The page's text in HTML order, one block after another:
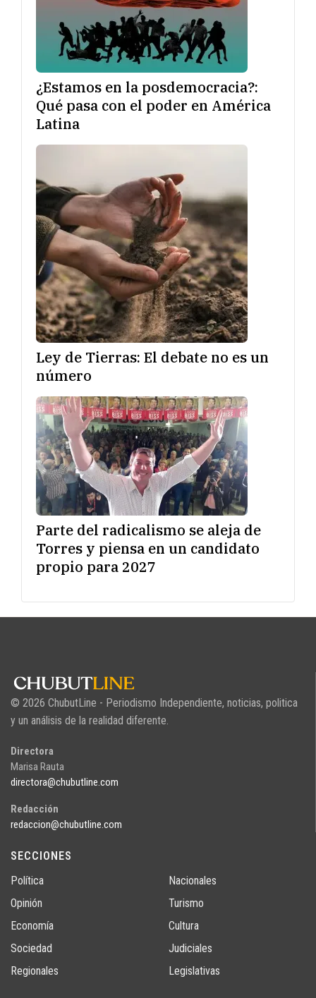
¿Estamos en la posdemocracia?:
Qué pasa con el poder en América
Latina
Ley de Tierras: El debate no es un
número
Parte del radicalismo se aleja de
Torres y piensa en un candidato
propio para 2027
© 2026 ChubutLine - Periodismo Independiente, noticias, politica
y un análisis de la realidad diferente.
Directora
Marisa Rauta
directora@chubutline.com
Redacción
redaccion@chubutline.com
SECCIONES
Política
Opinión
Economía
Sociedad
Regionales
Nacionales
Turismo
Cultura
Judiciales
Legislativas